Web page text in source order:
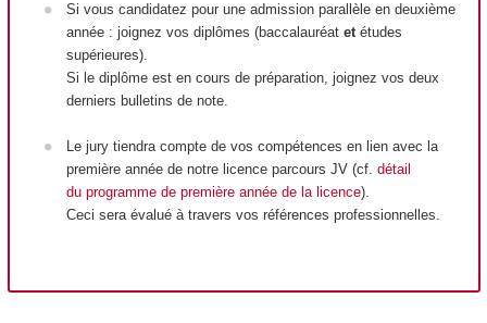
Si vous candidatez pour une admission parallèle en deuxième
année : joignez vos diplômes (baccalauréat etétudes
supérieures).
Si le diplôme est en cours de préparation, joignez vos deux
derniers bulletins de note.
Le jury tiendra compte de vos compétences en lien avec la
première année de notre licence parcours JV (cf. détail
du programme de première année de la licence).
Ceci sera évalué à travers vos références professionnelles.